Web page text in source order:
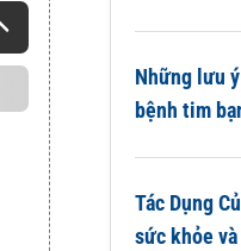
Những lưu
bệnh tim
Tác Dụng
sức khỏe